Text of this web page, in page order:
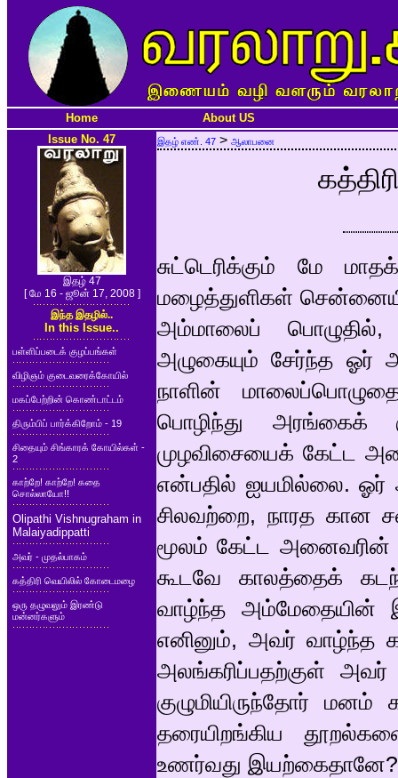
Home
About US
Issue No. 47
இதழ் 47
[ மே 16 - ஜூன் 17, 2008 ]
இந்த இதழில்..
In this Issue..
பள்ளிப்படைக் குழப்பங்கள்
விழிஞம் குடைவரைக்கோயில்
மகப்பேற்றின் கொண்டாட்டம்
திரும்பிப் பார்க்கிறோம் - 19
சிதையும் சிங்காரக் கோயில்கள் -
2
காற்றே! காற்றே! கதை
சொல்லாயோ!!
Olipathi Vishnugraham in
Malaiyadippatti
அவர் - முதல்பாகம்
கத்திரி வெயிலில் கோடைமழை
ஒரு தழுவலும் இரண்டு
மன்னர்களும்
இதழ் எண். 47 > ஆலாபனை
சுட்டெரிக்கும் மே
மழைத்துளிகள்
அம்மாலைப்
அழுகையும் சேர்ந்த
நாளின்
பொழிந்து அரங்கைக்
முழவிசையைக் கேட்ட
என்பதில் ஐயமில்லை.
சிலவற்றை, நாரத கான
மூலம் கேட்ட அனைவரின்
கூடவே காலத்தைக்
வாழ்ந்த அம்மேதையின்
எனினும், அவர் வாழ்ந்த
அலங்கரிப்பதற்குள்
குழுமியிருந்தோர் மனம்
தரையிறங்கிய
உணர்வது இயற்கைதானே?